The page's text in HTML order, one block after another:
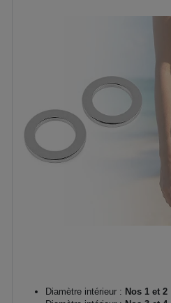
Diamètre intérieur : Nos 1 et 2